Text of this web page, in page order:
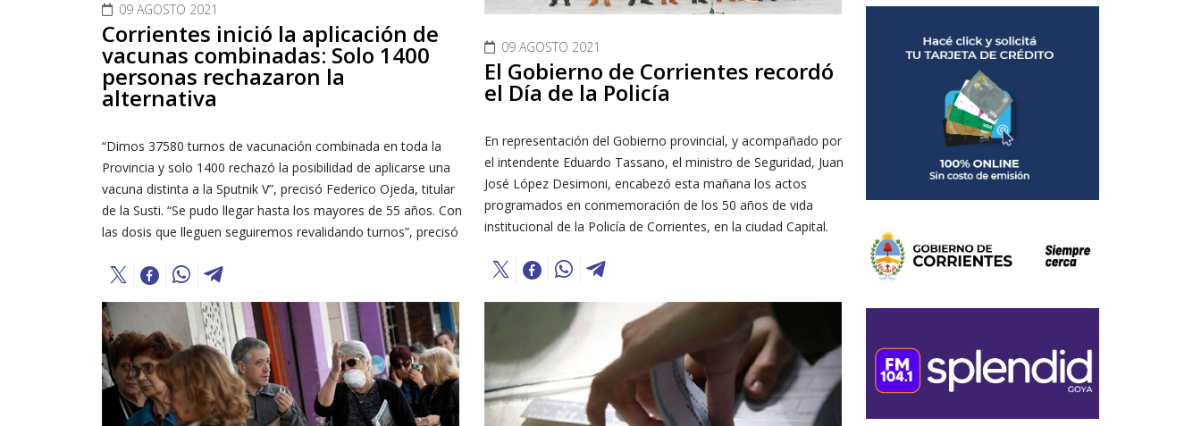
09 AGOSTO 2021
Corrientes inició la aplicación de
vacunas combinadas: Solo 1400
personas rechazaron la
alternativa
“Dimos 37580 turnos de vacunación combinada en toda la
Provincia y solo 1400 rechazó la posibilidad de aplicarse una
vacuna distinta a la Sputnik V”, precisó Federico Ojeda, titular
de la Susti. “Se pudo llegar hasta los mayores de 55 años. Con
las dosis que lleguen seguiremos revalidando turnos”, precisó
09 AGOSTO 2021
El Gobierno de Corrientes recordó
el Día de la Policía
En representación del Gobierno provincial, y acompañado por
el intendente Eduardo Tassano, el ministro de Seguridad, Juan
José López Desimoni, encabezó esta mañana los actos
programados en conmemoración de los 50 años de vida
institucional de la Policía de Corrientes, en la ciudad Capital.